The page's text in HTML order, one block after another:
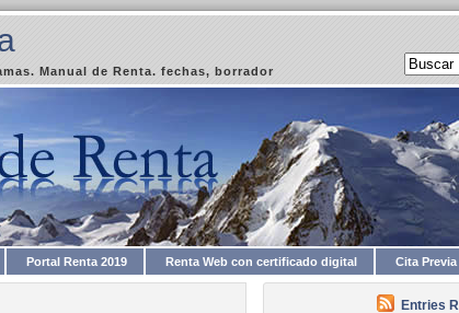
Manual de Renta. fechas, borrador
Portal Renta 2019 Renta Web con certificado digital Cita
Entries